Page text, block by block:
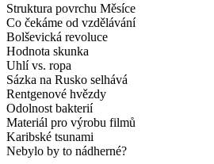
Struktura povrchu Měsíce
Co čekáme od vzdělávání
Bolševická revoluce
Hodnota skunka
Uhlí vs. ropa
Sázka na Rusko selhává
Rentgenové hvězdy
Odolnost bakterií
Materiál pro výrobu filmů
Karibské tsunami
Nebylo by to nádherné?